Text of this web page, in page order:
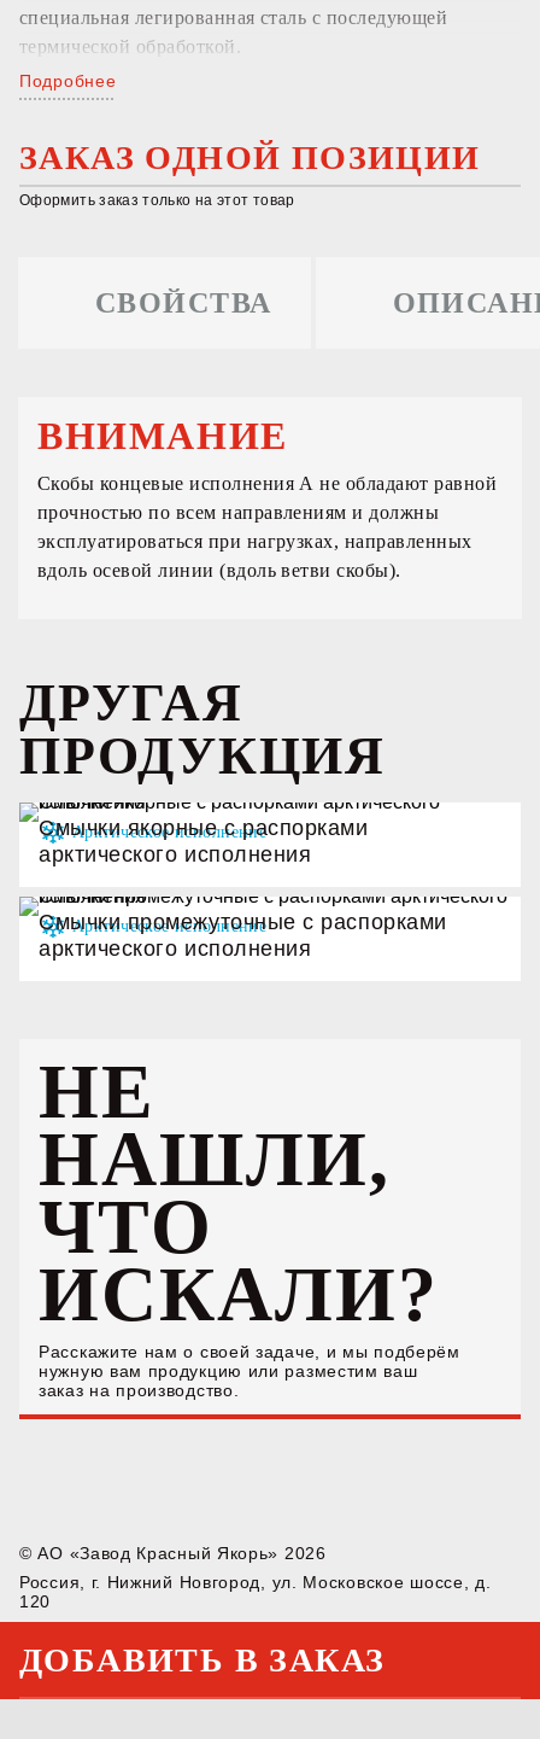
специальная легированная сталь с последующей
термической обработкой.
Подробнее
ЗАКАЗ ОДНОЙ ПОЗИЦИИ
Оформить заказ только на этот товар
СВОЙСТВА
ВНИМАНИЕ
Скобы концевые исполнения А не обладают равной
прочностью по всем направлениям и должны
эксплуатироваться при нагрузках, направленных
вдоль осевой линии (вдоль ветви скобы).
ДРУГАЯ
ПРОДУКЦИЯ
Смычки якорные с распорками
арктического исполнения
Смычки промежуточные с распорками
арктического исполнения
ДОБАВИТЬ В ЗАКАЗ
НЕ
НАШЛИ,
ЧТО
ИСКАЛИ?
Расскажите нам о своей задаче, и мы подберём
нужную вам продукцию или разместим ваш
заказ на производство.
© АО «Завод Красный Якорь» 2026
Россия, г. Нижний Новгород, ул. Московское шоссе, д.
120
Мы в соцсетях:
Политика конфиденциальности